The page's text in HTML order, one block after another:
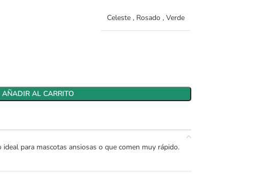
Celeste , Rosado , Verde
AÑADIR AL CARRITO
para mascotas ansiosas o que comen muy rápido.